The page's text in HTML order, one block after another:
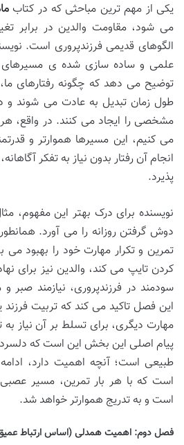
یکی از مهم ترین مباحثی که در کتاب
می شود، مقاومت والدین در برابر
الگوهای قدیمی فرزندپروری است.
علمی و ساده سازی شده ی مسیرهای
توضیح می دهد که چگونه رفتارهای
طول زمان تبدیل به عادت می شوند و
مشخصی را ایجاد می کنند. در واقع، هر
می کنیم، این مسیرها هموارتر و
انجام آن رفتار بدون نیاز به تفکر
پذیرد.
نویسنده برای درک بهتر این مفهوم،
دوش گرفتن روزانه را می آورد.
تمرین و تکرار مهارت خود را بهبود
کردن تایپ می کند، والدین نیز برای
سودمند در فرزندپروری، نیازمند
این فصل تاکید می کند که تربیت
مهارت دیگری، برای تسلط بر آن نیاز به
پیام اصلی این بخش این است که
طبیعی است؛ آنچه اهمیت دارد،
است که با هر بار تمرین، مسیر
است و به تدریج هموارتر خواهد شد.
فصل دوم: اهمیت همدلی (اساس ارتباط